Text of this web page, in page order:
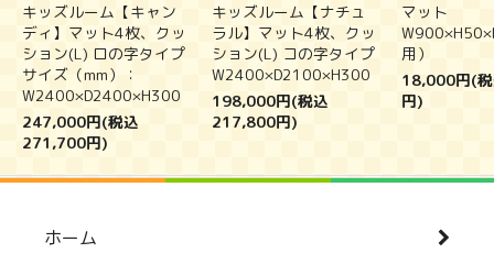
キッズルーム【キャン
ディ】マット4枚、クッ
ション(L) ロの字タイプ
サイズ（mm）：
W2400×D2400×H300
247,000円(税込
271,700円)
キッズルーム【ナチュ
ラル】マット4枚、クッ
ション(L) コの字タイプ
W2400×D2100×H300
198,000円(税込
217,800円)
マット
用）
18,000円(
円)
ホーム